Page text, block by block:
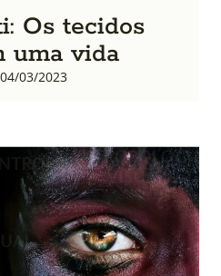
Os tecidos
uma vida
03/2023